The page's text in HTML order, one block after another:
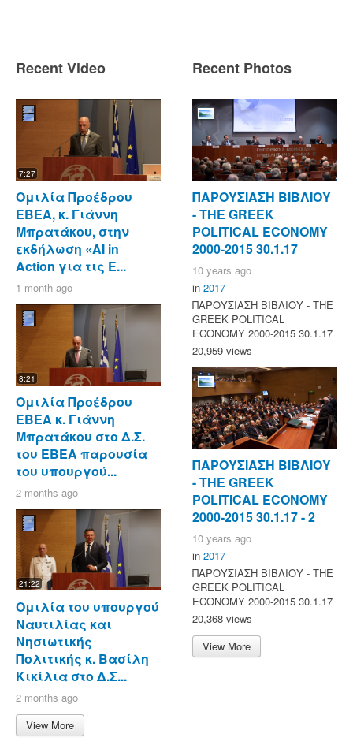
Recent Video
7:27
Ομιλία Προέδρου
ΕΒΕΑ, κ. Γιάννη
Μπρατάκου, στην
εκδήλωση «AI in
Action για τις Ε...
1 month ago
8:21
Ομιλία Προέδρου
ΕΒΕΑ κ. Γιάννη
Μπρατάκου στο Δ.Σ.
του ΕΒΕΑ παρουσία
του υπουργού...
2 months ago
21:22
Ομιλία του υπουργού
Ναυτιλίας και
Νησιωτικής
Πολιτικής κ. Βασίλη
Κικίλια στο Δ.Σ...
2 months ago
View More
Recent Photos
ΠΑΡΟΥΣΙΑΣΗ ΒΙΒΛΙΟΥ
- ΤΗΕ GREEK
POLITICAL ECONOMY
2000-2015 30.1.17
10 years ago
in 2017
ΠΑΡΟΥΣΙΑΣΗ ΒΙΒΛΙΟΥ - ΤΗΕ
GREEK POLITICAL
ECONOMY 2000-2015 30.1.17
20,959 views
ΠΑΡΟΥΣΙΑΣΗ ΒΙΒΛΙΟΥ
- ΤΗΕ GREEK
POLITICAL ECONOMY
2000-2015 30.1.17 - 2
10 years ago
in 2017
ΠΑΡΟΥΣΙΑΣΗ ΒΙΒΛΙΟΥ - ΤΗΕ
GREEK POLITICAL
ECONOMY 2000-2015 30.1.17
20,368 views
View More